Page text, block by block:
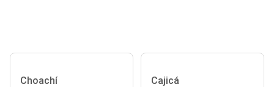
Choachí Cajicá